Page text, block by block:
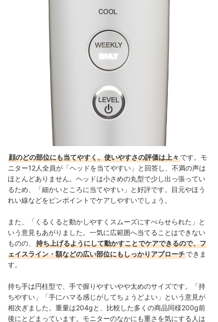
顔のどの部位にも当てやすく、使いやすさの評価は上々です。モ
ニター12人全員が「ヘッドを当てやすい」と回答し、不満の声は
ほとんどありません。ヘッドは小さめの丸型で少し出っ張ってい
るため、「細かいところに当てやすい」と好評です。目元やほう
れい線などをピンポイントでケアしやすいでしょう。
また、「くるくると動かしやすくスムーズにすべらせられた」と
いう意見もあがりました。一気に広範囲へ当てることはできない
ものの、
持ち上げるようにして動かすことでケアできるので、フ
ェイスライン・額などの広い部位にもしっかりアプローチできま
す。
持ち手は円柱型で、手で握りやすいやや太めのサイズです。「持
ちやすい」「手にハマる感じがしてちょうどよい」という意見が
相次ぎました。重量は204gと、比較した多くの商品同様200g前
後にとどまっています。モニターのなかにも重さを気にする人は